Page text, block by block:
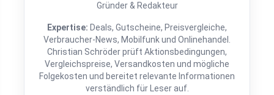
Gründer & Redakteur
Expertise: Deals, Gutscheine, Preisvergleiche,
Verbraucher-News, Mobilfunk und Onlinehandel.
Christian Schröder prüft Aktionsbedingungen,
Vergleichspreise, Versandkosten und mögliche
Folgekosten und bereitet relevante Informationen
verständlich für Leser auf.